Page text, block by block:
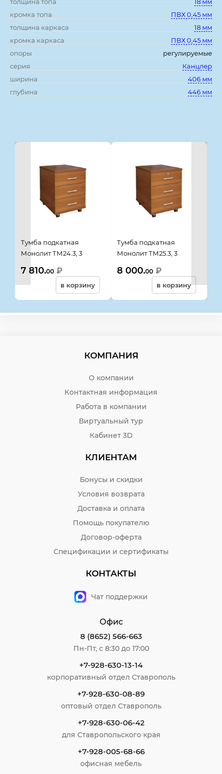
кромка топа
ПВХ 0,45 мм
толщина каркаса
18 мм
кромка каркаса
ПВХ 0,45 мм
опоры
регулируемые
серия
Канцлер
ширина
406 мм
глубина
446 мм
Тумба подкатная
Монолит ТМ24.3, 3
гварнери
7 810.00 ₽
в корзину
Тумба подкатная
Монолит ТМ25.3, 3
406*518*534, орех
8 000.00 ₽
в корзину
КОМПАНИЯ
О компании
Контактная информация
Работа в компании
Виртуальный тур
Кабинет 3D
КЛИЕНТАМ
Бонусы и скидки
Условия возврата
Доставка и оплата
Помощь покупателю
Договор-оферта
Спецификации и сертификаты
КОНТАКТЫ
Чат поддержки
Офис
8 (8652) 566-663
Пн-Пт, с 8:30 до 17:00
+7-928-630-13-14
корпоративный отдел Ставрополь
+7-928-630-08-89
оптовый отдел Ставрополь
+7-928-630-06-42
для Ставропольского края
+7-928-005-68-66
офисная мебель